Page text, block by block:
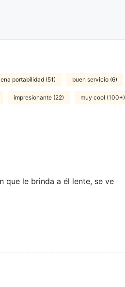
portabilidad (51) buen servicio (6)
impresionante (22) muy cool (100+)
que le brinda a él lente, se ve